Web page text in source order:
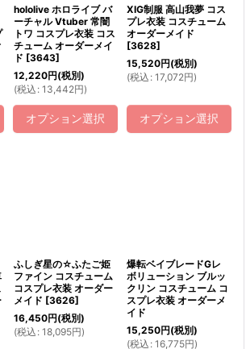
hololive ホロライブ バ
ーチャル Vtuber 常闇
トワ コスプレ衣装 コス
チューム オーダーメイ
ド [3643]
12,220円(税別)
(税込 : 13,442円)
オプション選択
XIG制服 高山我夢 コス
プレ衣装 コスチューム
オーダーメイド
[3628]
15,520円(税別)
(税込 : 17,072円)
オプション選択
ふしぎ星の☆ふたご姫
ファイン コスチューム
コスプレ衣装 オーダー
メイド [3626]
16,450円(税別)
(税込 : 18,095円)
爆転ベイブレードGレ
ボリューション ブルッ
クリン コスチューム コ
スプレ衣装 オーダーメ
イド
15,250円(税別)
(税込 : 16,775円)